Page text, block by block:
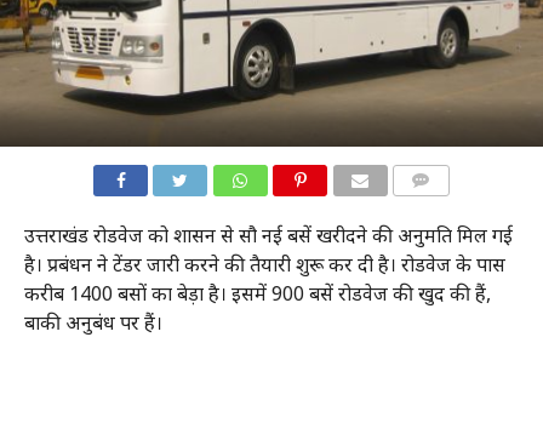
उत्तराखंड रोडवेज को शासन से सौ नई बसें खरीदने की अनुमति मिल गई
है। प्रबंधन ने टेंडर जारी करने की तैयारी शुरू कर दी है। रोडवेज के पास
करीब 1400 बसों का बेड़ा है। इसमें 900 बसें रोडवेज की खुद की हैं,
बाकी अनुबंध पर हैं।